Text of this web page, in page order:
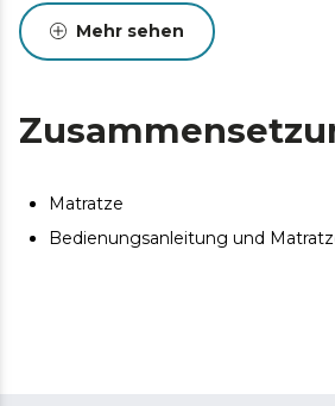
Mehr sehen
Matratze
Bedienungsanleitung und